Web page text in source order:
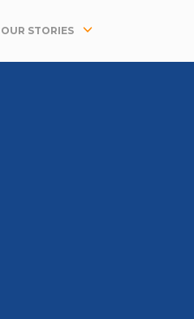
OUR STORIES